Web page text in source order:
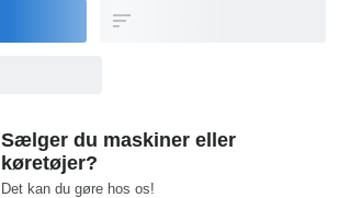
Sælger du maskiner eller
køretøjer?
Det kan du gøre hos os!